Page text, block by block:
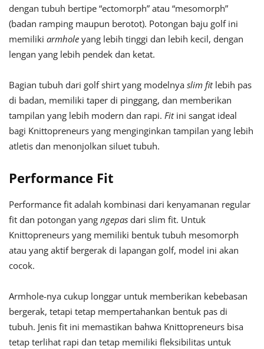
dengan tubuh bertipe “ectomorph” atau “mesomorph”
(badan ramping maupun berotot). Potongan baju golf ini
memiliki armhole yang lebih tinggi dan lebih kecil, dengan
lengan yang lebih pendek dan ketat.
Bagian tubuh dari golf shirt yang modelnya slim fitlebih pas
di badan, memiliki taper di pinggang, dan memberikan
tampilan yang lebih modern dan rapi. Fit ini sangat ideal
bagi Knittopreneurs yang menginginkan tampilan yang lebih
atletis dan menonjolkan siluet tubuh.
Performance Fit
Performance fit adalah kombinasi dari kenyamanan regular
fit dan potongan yang ngepas dari slim fit. Untuk
Knittopreneurs yang memiliki bentuk tubuh mesomorph
atau yang aktif bergerak di lapangan golf, model ini akan
cocok.
Armhole-nya cukup longgar untuk memberikan kebebasan
bergerak, tetapi tetap mempertahankan bentuk pas di
tubuh. Jenis fit ini memastikan bahwa Knittopreneurs bisa
tetap terlihat rapi dan tetap memiliki fleksibilitas untuk